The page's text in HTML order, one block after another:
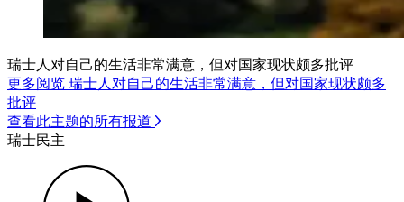
瑞士人对自己的生活非常满意，但对国家现状颇多批评
更多阅览 瑞士人对自己的生活非常满意，但对国家现状颇多
批评
查看此主题的所有报道
瑞士民主